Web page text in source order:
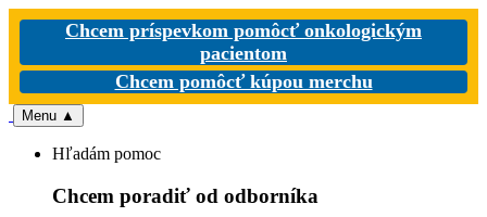
Chcem príspevkom pomôcť onkologickým
pacientom
Chcem pomôcť kúpou merchu
Menu ▲
Hľadám pomoc
Chcem poradiť od odborníka